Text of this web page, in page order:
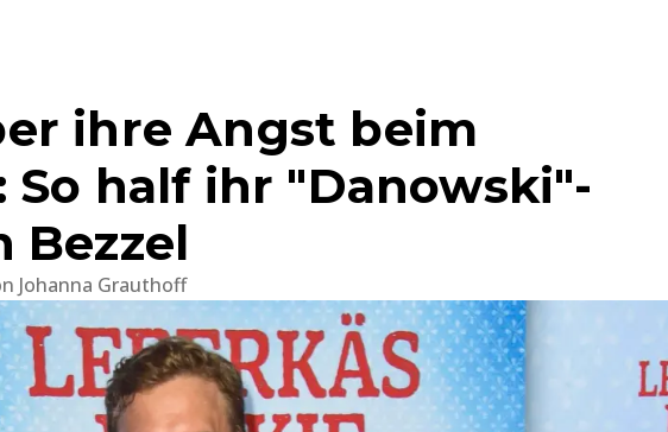
ihre Angst beim
half ihr "Danowski"-
Bezzel
Johanna Grauthoff